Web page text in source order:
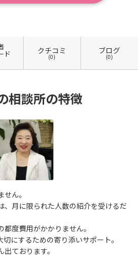
ド クチコミ
(0)
ブログ
(0)
相談所の特徴
ん。
、月に限られた人数の紹介を受けるだ
度費用がかかりません。
にするための寄り添いサポート。
ております。